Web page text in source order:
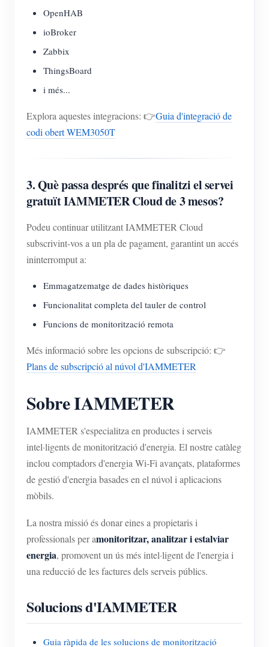
OpenHAB
ioBroker
Zabbix
ThingsBoard
i més...
Explora aquestes integracions: 👉Guia d'integració de
codi obert WEM3050T
3. Què passa després que finalitzi el servei
gratuït IAMMETER Cloud de 3 mesos?
Podeu continuar utilitzant IAMMETER Cloud
subscrivint-vos a un pla de pagament, garantint un accés
ininterromput a:
Emmagatzematge de dades històriques
Funcionalitat completa del tauler de control
Funcions de monitorització remota
Més informació sobre les opcions de subscripció: 👉
Plans de subscripció al núvol d'IAMMETER
Sobre IAMMETER
IAMMETER s'especialitza en productes i serveis
intel·ligents de monitorització d'energia. El nostre catàleg
inclou comptadors d'energia Wi-Fi avançats, plataformes
de gestió d'energia basades en el núvol i aplicacions
mòbils.
La nostra missió és donar eines a propietaris i
professionals per amonitoritzar, analitzar i estalviar
energia, promovent un ús més intel·ligent de l'energia i
una reducció de les factures dels serveis públics.
Solucions d'IAMMETER
Guia ràpida de les solucions de monitorització